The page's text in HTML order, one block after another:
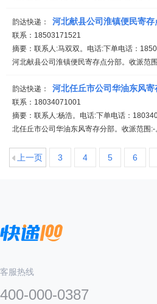
韵达快递： 河北献县公司淮镇便民寄存
联系：18503171521
摘要：联系人:马双双。电话:下单电话：
河北献县公司淮镇便民寄存点分部。收派范
韵达快递： 河北任丘市公司华油东风寄
联系：18034071001
摘要：联系人:杨浩。电话:下单电话：
北任丘市公司华油东风寄存分部。收派范围:-
上一页 3 4 5 6
客服热线
400-000-0387